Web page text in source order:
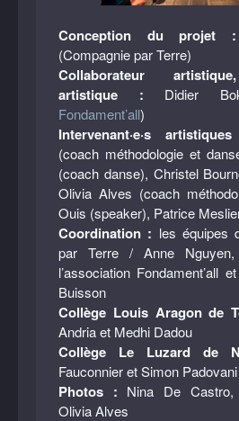
Conception du projet :
(Compagnie par Terre)
Collaborateur
artistique : Didier
Fondament’all)
Intervenant·e·s
(coach méthodologie et
(coach danse), Christel
Olivia Alves (coach
Ouis (speaker), Patrice
Coordination : les équipes
par Terre / Anne
l’association Fondament’all
Buisson
Collège Louis Aragon de
Andria et Medhi Dadou
Collège Le Luzard de
Fauconnier et Simon Padovani
Photos : Nina De Castro,
Olivia Alves